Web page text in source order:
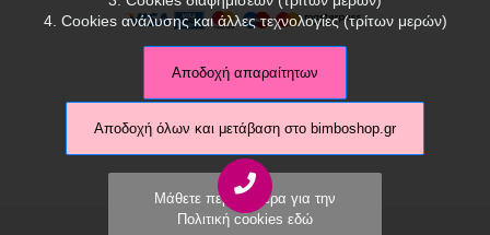
4. Cookies ανάλυσης και άλλες τεχνολογίες (τρίτων μερών)
Αποδοχή απαραίτητων
Αποδοχή όλων και μετάβαση στο bimboshop.gr
Μάθετε περισσότερα για την
Πολιτική cookies εδώ
© 2026 bimboshop.gr